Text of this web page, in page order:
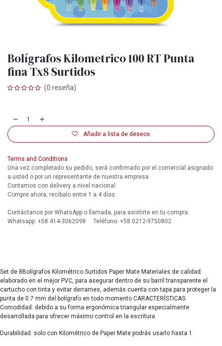
Bolígrafos Kilometrico 100 RT Punta
fina Tx8 Surtidos
(0 reseña)
Añadir a lista de deseos
Terms and Conditions
Una vez completado su pedido, será confirmado por el comercial asignado
a usted o por un representante de nuestra empresa
Contamos con delivery a nivel nacional.
Compre ahora, recíbalo entre 1 a 4 días.
Contáctanos por WhatsApp o llamada, para asistirte en tu compra:
Whatsapp: +58 414-3062098 Teléfono: +58 0212-9750802
Set de 8Bolígrafos Kilométrico Surtidos Paper Mate Materiales de calidad:
elaborado en el mejor PVC, para asegurar dentro de su barril transparente el
cartucho con tinta y evitar derrames, además cuenta con tapa para proteger la
punta de 0.7 mm del bolígrafo en todo momento CARACTERÍSTICAS
Comodidad: debido a su forma ergonómica triangular especialmente
desarrollada para ofrecer máximo control en la escritura
Durabilidad: solo con Kilométrico de Paper Mate podrás usarlo hasta 1